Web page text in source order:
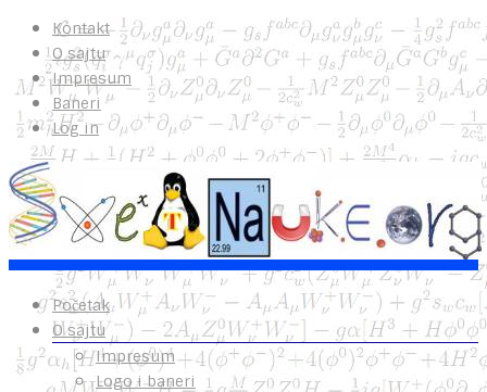
Kontakt
O sajtu
Impresum
Baneri
Log in
Početak
O sajtu
Impresum
Logo i baneri